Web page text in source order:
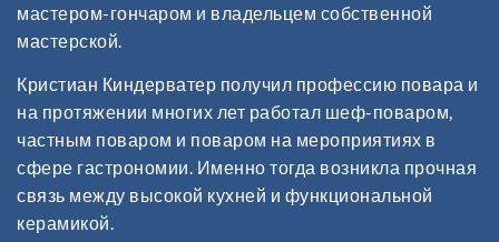
мастером-гончаром и владельцем собственной
мастерской.
Кристиан Киндерватер получил профессию повара и
на протяжении многих лет работал шеф-поваром,
частным поваром и поваром на мероприятиях в
сфере гастрономии. Именно тогда возникла прочная
связь между высокой кухней и функциональной
керамикой.